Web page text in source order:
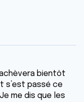
bientôt
s’est passé ce
me dis que les